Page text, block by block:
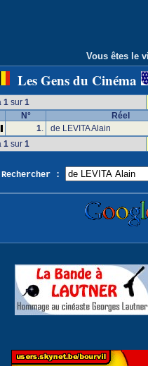
Vous êtes le
Les Gens du Cinéma
1 sur 1
N°
Réel
1.
de LEVITA Alain
1 sur 1
Rechercher :